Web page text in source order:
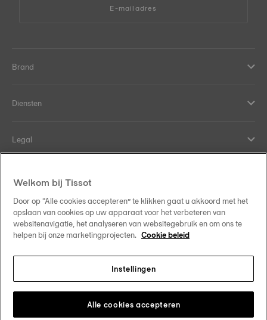
E-mailadres
Brand
Diensten
Legal
Onze verplichtingen
Volg ons op sociale media
Verander van land Tissot Copyrights 2026
Welkom bij Tissot
Door op “Alle cookies accepteren” te klikken gaat u akkoord met het
opslaan van cookies op uw apparaat voor het verbeteren van
websitenavigatie, het analyseren van websitegebruik en om ons te
helpen bij onze marketingprojecten. Cookie beleid
Instellingen
Alle cookies accepteren